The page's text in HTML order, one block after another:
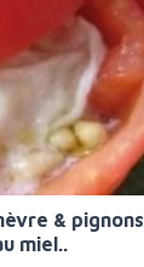
& pignons,
miel..